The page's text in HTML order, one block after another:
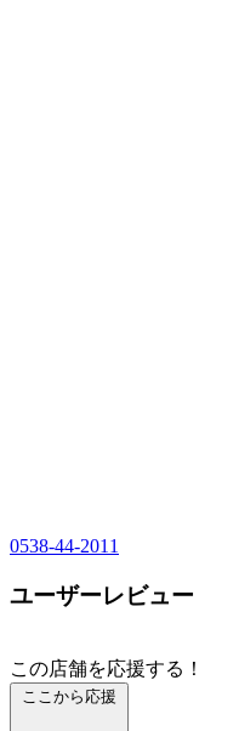
0538-44-2011
ユーザーレビュー
この店舗を応援する！
ここから応援